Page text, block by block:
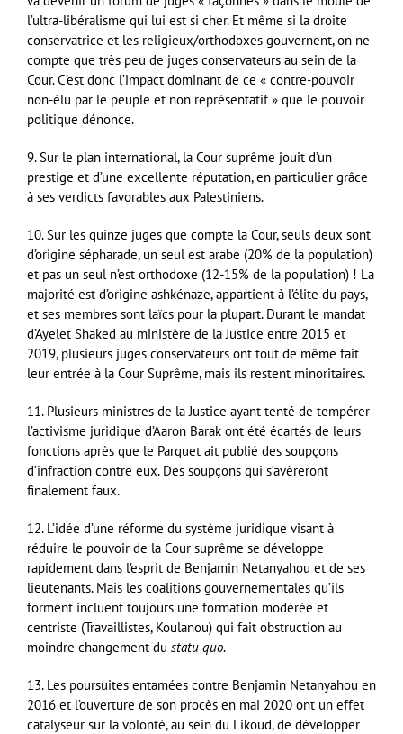
l’ultra-libéralisme qui lui est si cher. Et même si la droite
conservatrice et les religieux/orthodoxes gouvernent, on ne
compte que très peu de juges conservateurs au sein de la
Cour. C’est donc l’impact dominant de ce « contre-pouvoir
non-élu par le peuple et non représentatif » que le pouvoir
politique dénonce.
9. Sur le plan international, la Cour suprême jouit d’un
prestige et d’une excellente réputation, en particulier grâce
à ses verdicts favorables aux Palestiniens.
10. Sur les quinze juges que compte la Cour, seuls deux sont
d’origine sépharade, un seul est arabe (20% de la population)
et pas un seul n’est orthodoxe (12-15% de la population) ! La
majorité est d’origine ashkénaze, appartient à l’élite du pays,
et ses membres sont laïcs pour la plupart. Durant le mandat
d’Ayelet Shaked au ministère de la Justice entre 2015 et
2019, plusieurs juges conservateurs ont tout de même fait
leur entrée à la Cour Suprême, mais ils restent minoritaires.
11. Plusieurs ministres de la Justice ayant tenté de tempérer
l’activisme juridique d’Aaron Barak ont été écartés de leurs
fonctions après que le Parquet ait publié des soupçons
d’infraction contre eux. Des soupçons qui s’avèreront
finalement faux.
12. L’idée d’une réforme du système juridique visant à
réduire le pouvoir de la Cour suprême se développe
rapidement dans l’esprit de Benjamin Netanyahou et de ses
lieutenants. Mais les coalitions gouvernementales qu’ils
forment incluent toujours une formation modérée et
centriste (Travaillistes, Koulanou) qui fait obstruction au
moindre changement du statu quo.
13. Les poursuites entamées contre Benjamin Netanyahou en
2016 et l’ouverture de son procès en mai 2020 ont un effet
catalyseur sur la volonté, au sein du Likoud, de développer